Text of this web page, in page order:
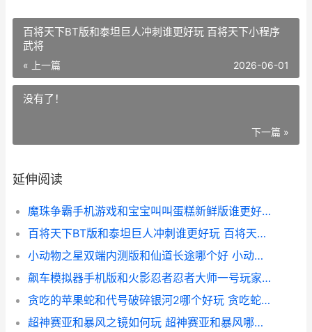
百将天下BT版和泰坦巨人冲刺谁更好玩 百将天下小程序
武将
« 上一篇 2026-06-01
没有了！
下一篇 »
延伸阅读
魔珠争霸手机游戏和宝宝叫叫蛋糕新鲜版谁更好玩 魔珠游戏攻略
百将天下BT版和泰坦巨人冲刺谁更好玩 百将天下小程序武将
小动物之星双端内测版和仙道长途哪个好 小动物之星2
飙车模拟器手机版和火影忍者忍者大师一号玩家版哪个好玩 手机飙车游戏哪个好玩
贪吃的苹果蛇和代号破碎银河2哪个好玩 贪吃蛇吃苹果看图写话
超神赛亚和暴风之镜如何玩 超神赛亚和暴风哪个厉害